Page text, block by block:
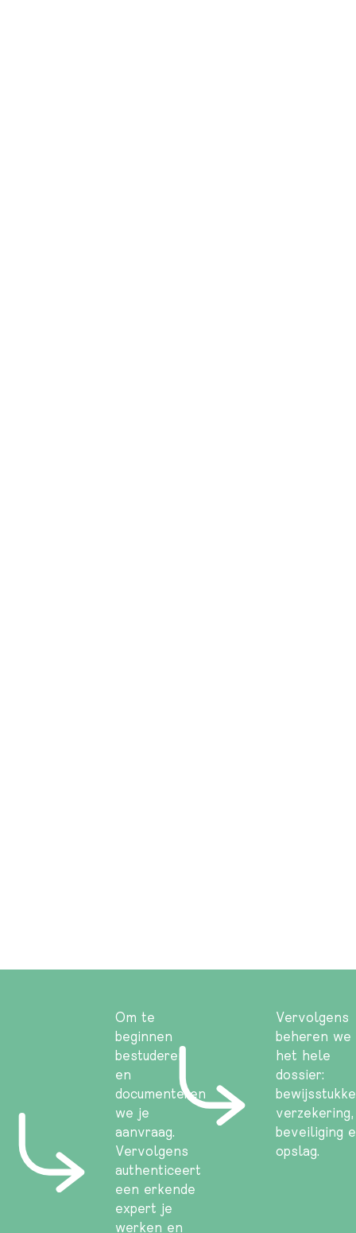
Om te
beginnen
bestuderen
en
documenteren
we je
aanvraag.
Vervolgens
authenticeert
een erkende
expert je
werken en
Vervolgens
beheren we
het hele
dossier:
verzekering,
beveiliging
opslag.